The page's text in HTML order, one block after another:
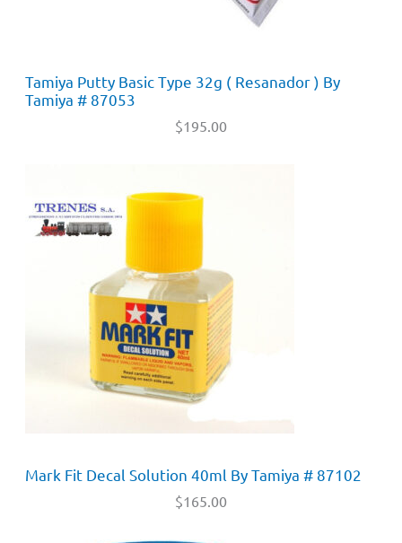
Tamiya Putty Basic Type 32g ( Resanador ) By
Tamiya # 87053
$195.00
Mark Fit Decal Solution 40ml By Tamiya # 87102
$165.00